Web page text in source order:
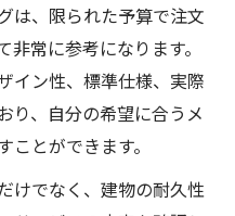
は、限られた予算で注文
常に参考になります。
イン性、標準仕様、実際
り、自分の希望に合うメ
とができます。
けでなく、建物の耐久性